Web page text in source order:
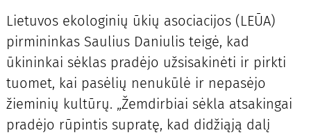
Lietuvos ekologinių ūkių asociacijos (LEŪA)
pirmininkas Saulius Daniulis teigė, kad
ūkininkai sėklas pradėjo užsisakinėti ir pirkti
tuomet, kai pasėlių nenukūlė ir nepasėjo
žieminių kultūrų. „Žemdirbiai sėkla atsakingai
pradėjo rūpintis supratę, kad didžiąją dalį